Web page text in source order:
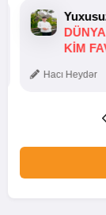
KIM
Hacı Heydər